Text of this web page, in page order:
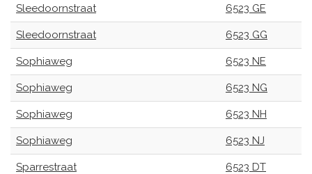
Sleedoornstraat 6523 GE
Sleedoornstraat 6523 GG
Sophiaweg 6523 NE
Sophiaweg 6523 NG
Sophiaweg 6523 NH
Sophiaweg 6523 NJ
Sparrestraat 6523 DT